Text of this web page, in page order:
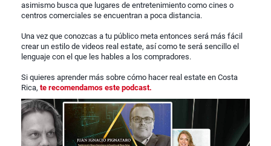
asimismo busca que lugares de entretenimiento como cines o
centros comerciales se encuentran a poca distancia.
Una vez que conozcas a tu público meta entonces será más fácil
crear un estilo de videos real estate, así como te será sencillo el
lenguaje con el que les hables a los compradores.
Si quieres aprender más sobre cómo hacer real estate en Costa
Rica, te recomendamos este podcast.